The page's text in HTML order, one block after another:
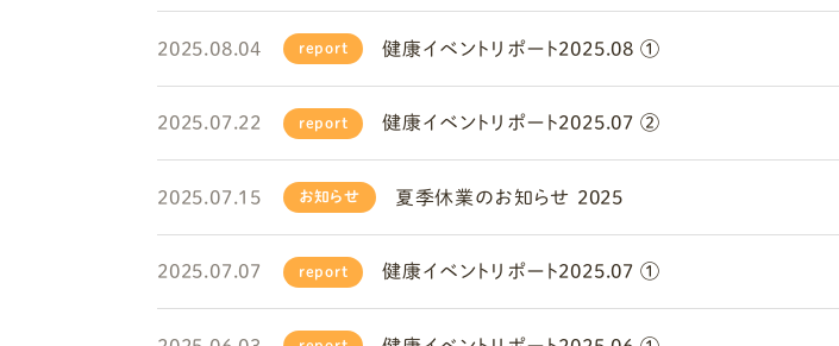
2025.08.04 report 健康イベントリポート2025.08 ①
2025.07.22 report 健康イベントリポート2025.07 ②
2025.07.15 お知らせ 夏季休業のお知らせ 2025
2025.07.07 report 健康イベントリポート2025.07 ①